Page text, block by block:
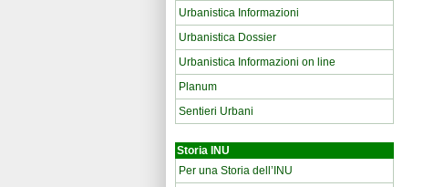
Urbanistica Informazioni
Urbanistica Dossier
Urbanistica Informazioni on line
Planum
Sentieri Urbani
Storia INU
Per una Storia dell’INU